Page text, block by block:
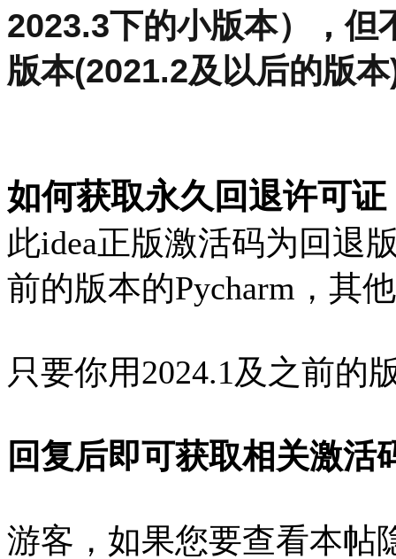
2023.3下的小版本），但
版本(2021.2及以后的版
如何获取永久回退许可证
此idea正版激活码为回退
前的版本的Pycharm，其
只要你用2024.1及之前的
回复后即可获取相关激活
游客，如果您要查看本帖